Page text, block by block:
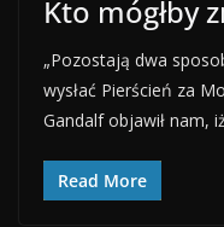
Kto mógłby
„Pozostają dwa
wysłać Pierścień za
Gandalf objawił nam,
Read More